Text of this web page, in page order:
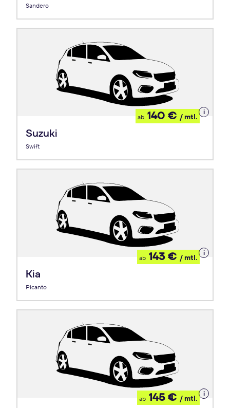
Sandero
Suzuki
Swift
ab 140 € / mtl.
Details
zum
Kia
Picanto
ab 143 € / mtl.
Details
zum
ab 145 € / mtl.
Details
zum